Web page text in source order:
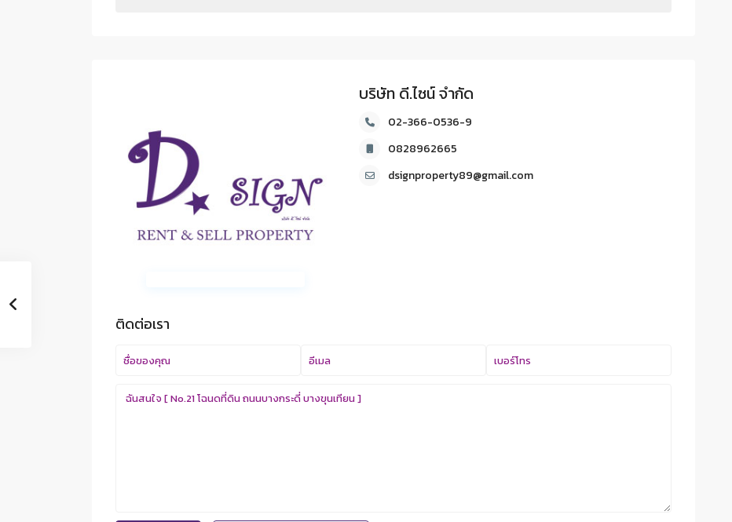
บริษัท ดี.ไซน์ จํากัด
02-366-0536-9
0828962665
dsignproperty89@gmail.com
ติดต่อเรา